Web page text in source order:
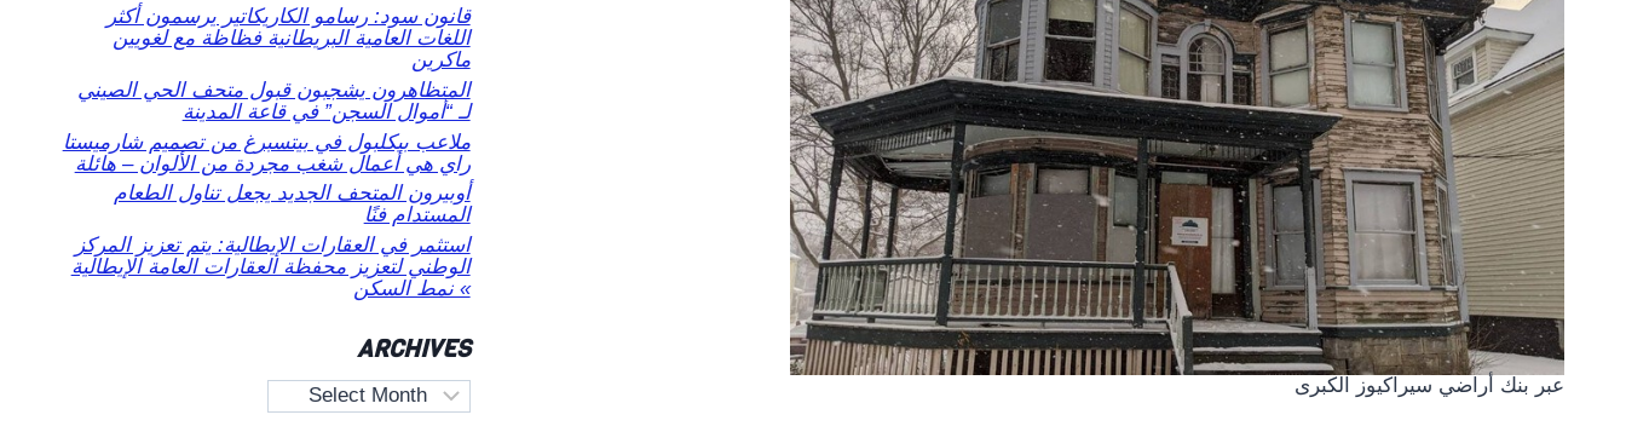
عبر بنك أراضي سيراكيوز الكبرى
قانون سود: رسامو الكاريكاتير يرسمون أكثر
اللغات العامية البريطانية فظاظة مع لغويين
ماكرين
المتظاهرون يشجبون قبول متحف الحي الصيني
لـ “أموال السجن” في قاعة المدينة
ملاعب بيكلبول في بيتسبرغ من تصميم شارميستا
راي هي أعمال شغب مجردة من الألوان – هائلة
أوبيرون المتحف الجديد يجعل تناول الطعام
المستدام فنًا
استثمر في العقارات الإيطالية: يتم تعزيز المركز
الوطني لتعزيز محفظة العقارات العامة الإيطالية
» نمط السكن
ARCHIVES
Archives